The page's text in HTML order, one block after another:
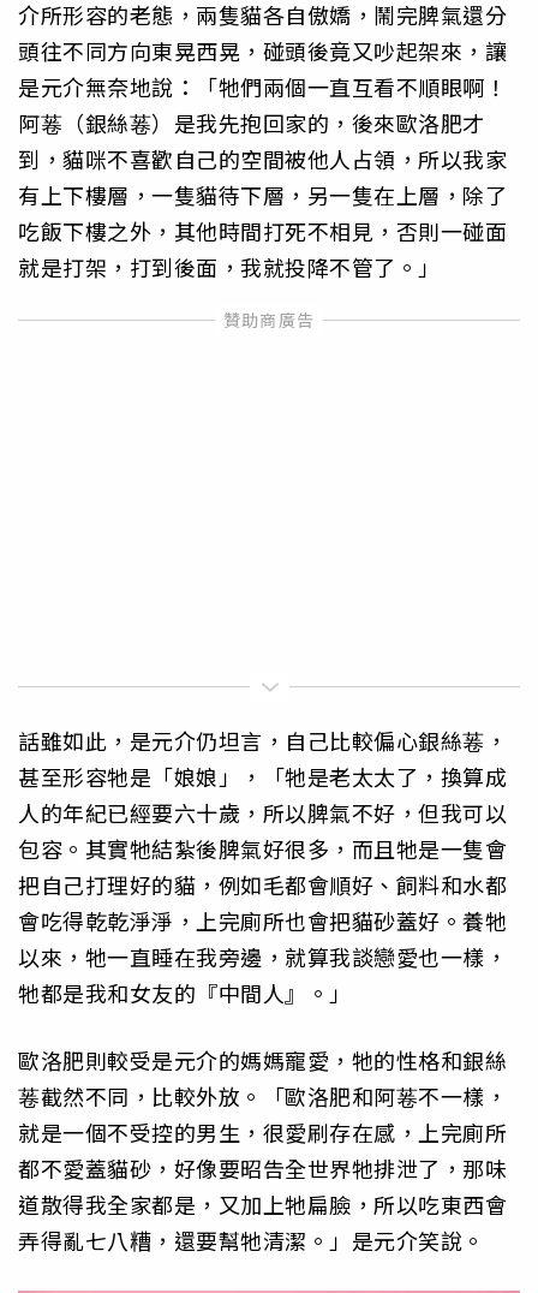
介所形容的老態，兩隻貓各自傲嬌，鬧完脾氣還分
頭往不同方向東晃西晃，碰頭後竟又吵起架來，讓
是元介無奈地說：「牠們兩個一直互看不順眼啊！
阿菤（銀絲菤）是我先抱回家的，後來歐洛肥才
到，貓咪不喜歡自己的空間被他人占領，所以我家
有上下樓層，一隻貓待下層，另一隻在上層，除了
吃飯下樓之外，其他時間打死不相見，否則一碰面
就是打架，打到後面，我就投降不管了。」
話雖如此，是元介仍坦言，自己比較偏心銀絲菤，
甚至形容牠是「娘娘」，「牠是老太太了，換算成
人的年紀已經要六十歲，所以脾氣不好，但我可以
包容。其實牠結紮後脾氣好很多，而且牠是一隻會
把自己打理好的貓，例如毛都會順好、飼料和水都
會吃得乾乾淨淨，上完廁所也會把貓砂蓋好。養牠
以來，牠一直睡在我旁邊，就算我談戀愛也一樣，
牠都是我和女友的『中間人』。」
歐洛肥則較受是元介的媽媽寵愛，牠的性格和銀絲
菤截然不同，比較外放。「歐洛肥和阿菤不一樣，
就是一個不受控的男生，很愛刷存在感，上完廁所
都不愛蓋貓砂，好像要昭告全世界牠排泄了，那味
道散得我全家都是，又加上牠扁臉，所以吃東西會
弄得亂七八糟，還要幫牠清潔。」是元介笑說。